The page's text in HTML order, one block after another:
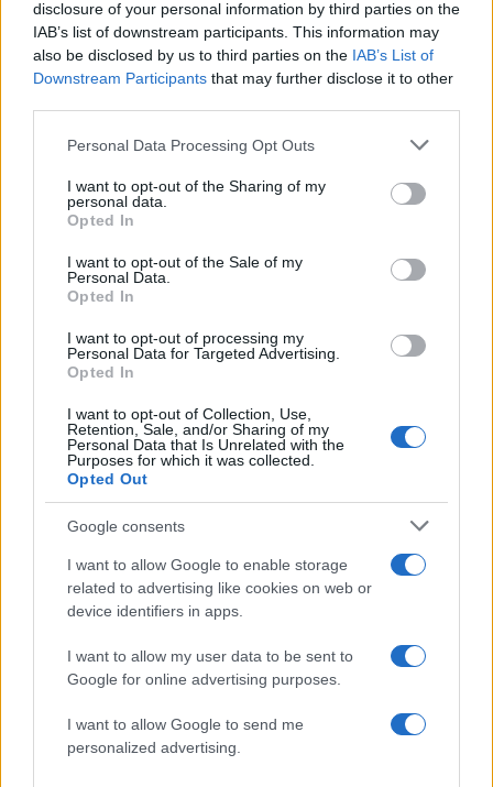
disclosure of your personal information by third parties on the
IAB’s list of downstream participants. This information may
also be disclosed by us to third parties on the IAB’s List of
Downstream Participants that may further disclose it to other
Please note that this website/app uses one or more Google
not limited to your visit or usage behaviour. You may click to
grant or deny consent to Google and its third-party tags to
use your data for below specified purposes in below Google
consent section.
Personal Data Processing Opt Outs
I want to opt-out of the Sharing of my
personal data.
Opted In
I want to opt-out of the Sale of my
Personal Data.
Opted In
I want to opt-out of processing my
Personal Data for Targeted Advertising.
Opted In
I want to opt-out of Collection, Use,
Retention, Sale, and/or Sharing of my
Personal Data that Is Unrelated with the
Purposes for which it was collected.
Opted Out
Google consents
I want to allow Google to enable storage
related to advertising like cookies on web or
device identifiers in apps.
I want to allow my user data to be sent to
Google for online advertising purposes.
I want to allow Google to send me
personalized advertising.
The rare collaboration has seen long…
pic.twitter.com/pVTqfWAVIv
— Channel 4 News
(@Channel4News)May 18, 2026
BREAKING
AP x Swatch launch in Miami (Aventura) just
got shut down.
3,000+ people flooded the mall causing a
massive stampede.@SwatchUS
@AudemarsPiguet
pic.twitter.com/FWsCyQE8US
— vision (@JakesVision)
May 16,
2026
Crowds hopped the barriers to race for a
chance to get the new Swatch x Audemars